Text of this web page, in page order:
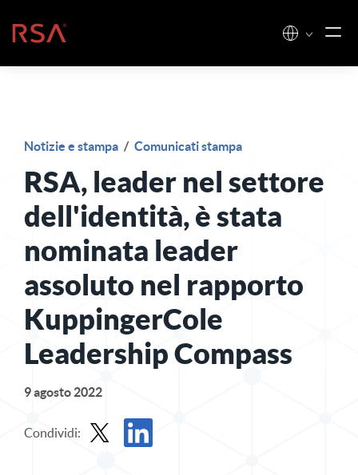
Casa
Notizie e stampa / Comunicati stampa
RSA, leader nel settore
dell'identità, è stata
nominata leader
assoluto nel rapporto
KuppingerCole
Leadership Compass
9 agosto 2022
Condividi: